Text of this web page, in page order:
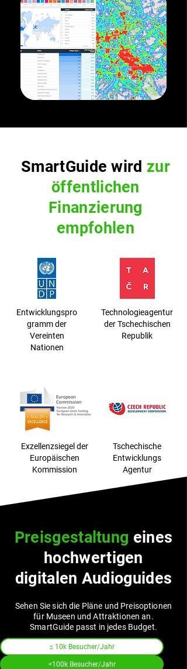
SmartGuide wird zur
öffentlichen
Finanzierung
empfohlen
Entwicklungspro
gramm der
Vereinten
Nationen
Exzellenzsiegel der
Europäischen
Kommission
Technologieagentur
der Tschechischen
Republik
Tschechische
Entwicklungs
Agentur
Preisgestaltung eines
hochwertigen
digitalen Audioguides
Sehen Sie sich die Pläne und Preisoptionen
für Museen und Attraktionen an.
SmartGuide passt in jedes Budget.
≤ 10k Besucher/Jahr
<100k Besucher/Jahr